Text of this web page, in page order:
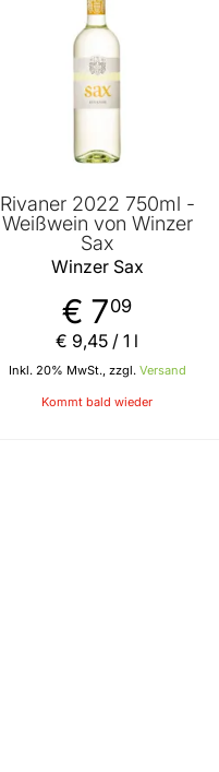
Rivaner 2022 750ml -
Weißwein von Winzer
Sax
Winzer Sax
€ 709
Inkl. 20% MwSt., zzgl. Versand
€ 9,45 / 1 l
Kommt bald wieder